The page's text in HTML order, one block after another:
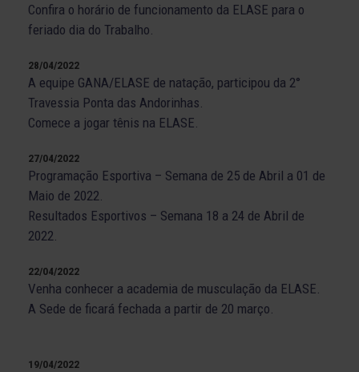
Confira o horário de funcionamento da ELASE para o
feriado dia do Trabalho.
28/04/2022
A equipe GANA/ELASE de natação, participou da 2°
Travessia Ponta das Andorinhas.
Comece a jogar tênis na ELASE.
27/04/2022
Programação Esportiva – Semana de 25 de Abril a 01 de
Maio de 2022.
Resultados Esportivos – Semana 18 a 24 de Abril de
2022.
22/04/2022
Venha conhecer a academia de musculação da ELASE.
A Sede de ficará fechada a partir de 20 março.
19/04/2022